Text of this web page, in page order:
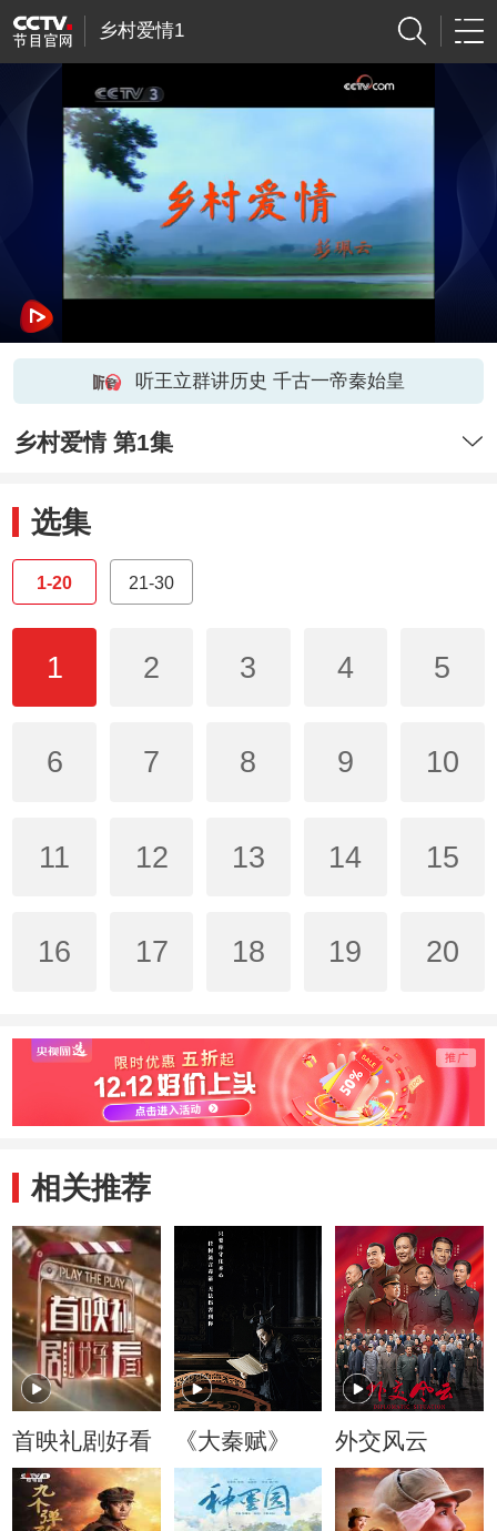
乡村爱情1
听王立群讲历史 千古一帝秦始皇
乡村爱情 第1集
选集
1-20 21-30
1 2 3 4 5
6 7 8 9 10
11 12 13 14 15
16 17 18 19 20
相关推荐
首映礼剧好看 《大秦赋》 外交风云